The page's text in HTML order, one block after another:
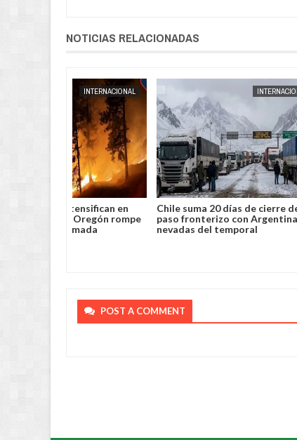
NOTICIAS RELACIONADAS
Agricultor sufre violento robo y
queda herido de bala en Chimoré
alcalde
su
JORGE MOLINA JORGE MOLINA
POST A COMMENT